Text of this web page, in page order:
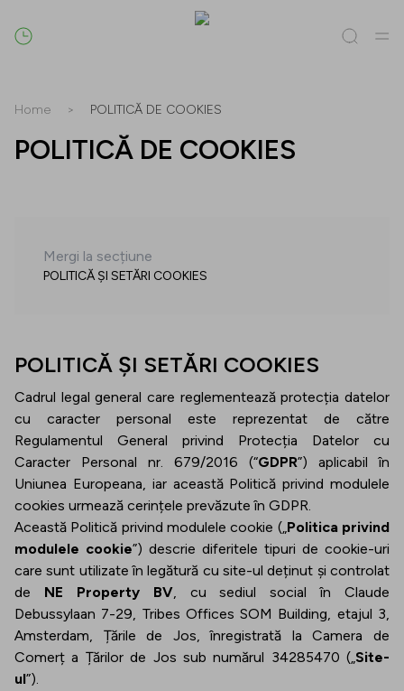
Tot / Toate(0) Magazine( ) Oferte(0) Evenimente
Oferte
Evenimente
Home > POLITICĂ DE COOKIES
POLITICĂ DE COOKIES
POLITICĂ ȘI SETĂRI COOKIES
Cadrul legal general care reglementează protecția datelor
cu caracter personal este reprezentat de către
Regulamentul General privind Protecția Datelor cu
Caracter Personal nr. 679/2016 (“GDPR”) aplicabil în
Uniunea Europeana, iar această Politică privind modulele
cookies urmează cerințele prevăzute în GDPR.
Această Politică privind modulele cookie („Politica privind
modulele cookie”) descrie diferitele tipuri de cookie-uri
care sunt utilizate în legătură cu site-ul deținut și controlat
de NE Property BV, cu sediul social în Claude
Debussylaan 7-29, Tribes Offices SOM Building, etajul 3,
Amsterdam, Țările de Jos, înregistrată la Camera de
Comerț a Țărilor de Jos sub numărul 34285470 („Site-
ul”).
Mergi la secțiune
POLITICĂ ȘI SETĂRI COOKIES